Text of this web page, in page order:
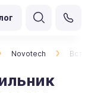
Novotech